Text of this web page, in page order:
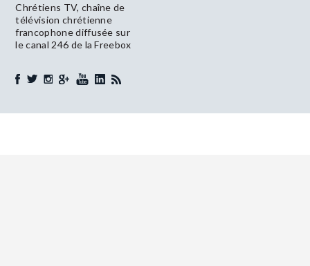
Chrétiens TV, chaîne de
télévision chrétienne
francophone diffusée sur
le canal 246 de la Freebox